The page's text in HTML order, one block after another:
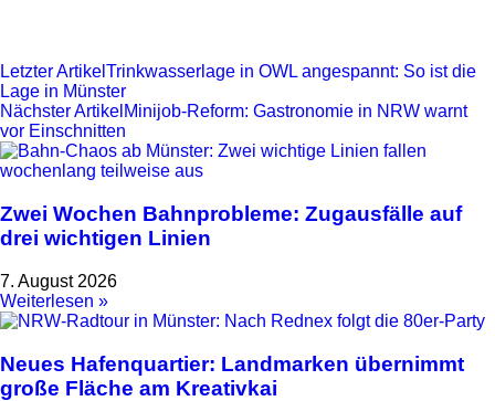
Letzter Artikel Trinkwasserlage in OWL angespannt: So ist die
Lage in Münster
Nächster Artikel Minijob-Reform: Gastronomie in NRW warnt
vor Einschnitten
Zwei Wochen Bahnprobleme: Zugausfälle auf
drei wichtigen Linien
7. August 2026
Weiterlesen »
Neues Hafenquartier: Landmarken übernimmt
große Fläche am Kreativkai